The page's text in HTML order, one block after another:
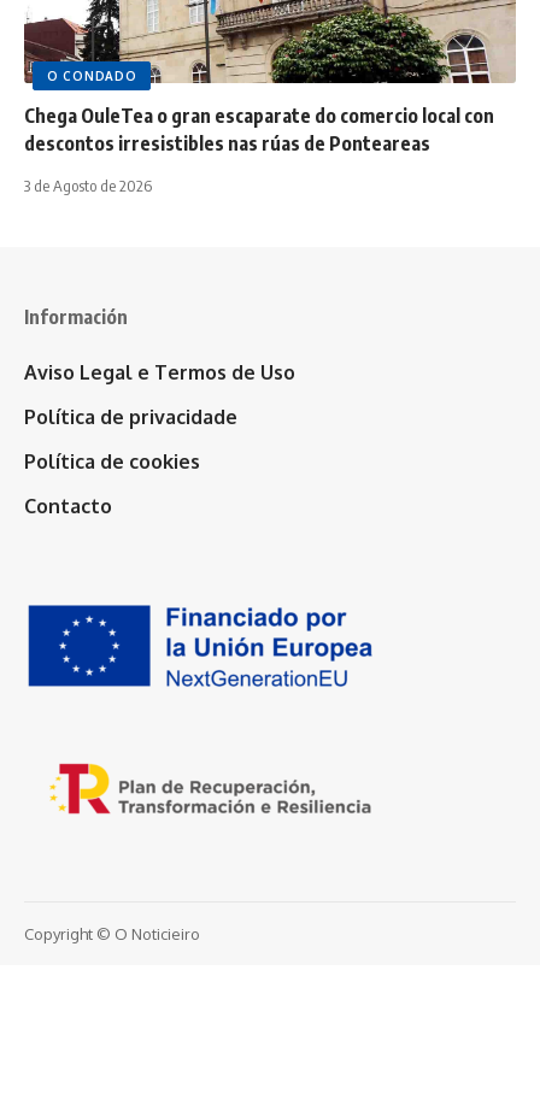
O CONDADO
Chega OuleTea o gran escaparate do comercio local con
descontos irresistibles nas rúas de Ponteareas
3 de Agosto de 2026
Información
Aviso Legal e Termos de Uso
Política de privacidade
Política de cookies
Contacto
Copyright © O Noticieiro